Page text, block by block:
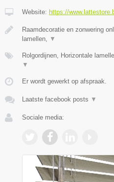
Website: https://
Raamdecoratie en zonwering
lamellen, ▼
Rolgordijnen, Horizontale
▼
Er wordt gewerkt op afspraak.
Laatste facebook posts ▼
Sociale media: